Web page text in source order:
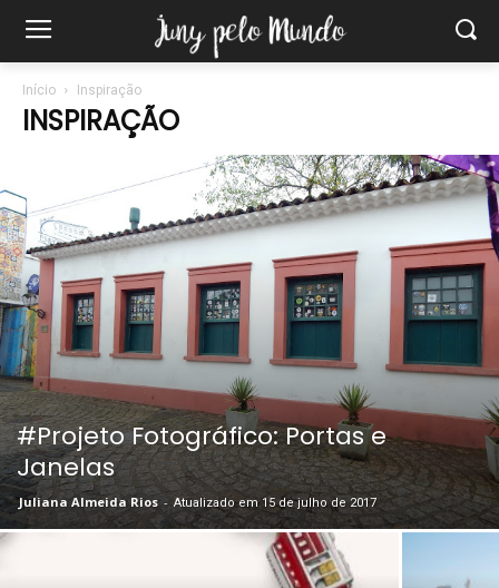
Início Inspiração
INSPIRAÇÃO
#Projeto Fotográfico: Portas e
Janelas
Juliana Almeida Rios - Atualizado em 15 de julho de 2017